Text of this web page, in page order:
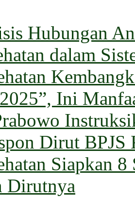
Hubungan
dalam
Ini
Dirut BPJS
Siapkan
Dirutnya